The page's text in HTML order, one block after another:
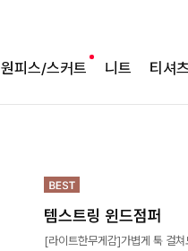
원피스/스커트 니트 티셔츠
템스트링 윈드점퍼
[라이트한무게감]가볍게 툭 걸